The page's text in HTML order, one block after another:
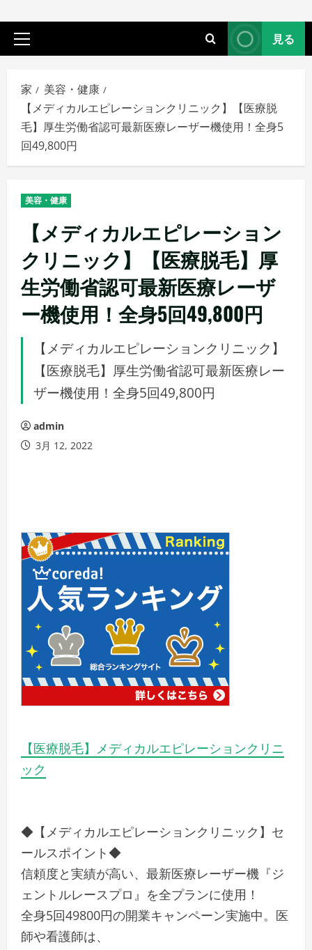
プ
イ
マ
リ
メ
ニ
ュ
見る
家
美容・健康
【メディカルエピレーションクリニック】【医療脱
毛】厚生労働省認可最新医療レーザー機使用！全身5
回49,800円
美容・健康
【メディカルエピレーション
クリニック】【医療脱毛】厚
生労働省認可最新医療レーザ
ー機使用！全身5回49,800円
【メディカルエピレーションクリニック】
【医療脱毛】厚生労働省認可最新医療レー
ザー機使用！全身5回49,800円
admin
3月 12, 2022
【医療脱毛】メディカルエピレーションクリニ
ック
◆【メディカルエピレーションクリニック】セ
ールスポイント◆
信頼度と実績が高い、最新医療レーザー機『ジ
ェントルレースプロ』を全プランに使用！
全身5回49800円の開業キャンペーン実施中。医
師や看護師は、